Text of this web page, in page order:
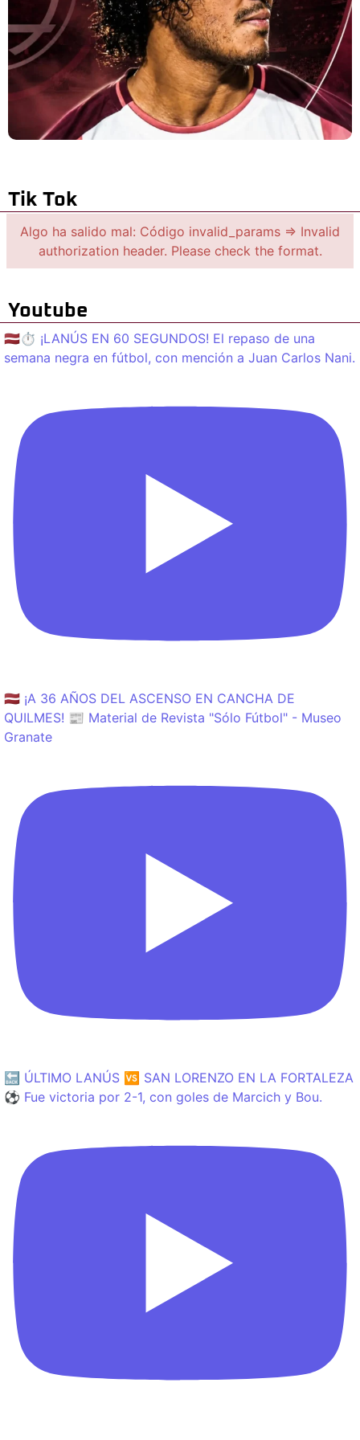
Tik Tok
Algo ha salido mal: Código invalid_params => Invalid
authorization header. Please check the format.
Youtube
🇱🇻⏱️ ¡LANÚS EN 60 SEGUNDOS! El repaso de una
semana negra en fútbol, con mención a Juan Carlos Nani.
🇱🇻 ¡A 36 AÑOS DEL ASCENSO EN CANCHA DE
QUILMES! 📰 Material de Revista "Sólo Fútbol" - Museo
Granate
🔙 ÚLTIMO LANÚS 🆚 SAN LORENZO EN LA FORTALEZA
⚽️ Fue victoria por 2-1, con goles de Marcich y Bou.